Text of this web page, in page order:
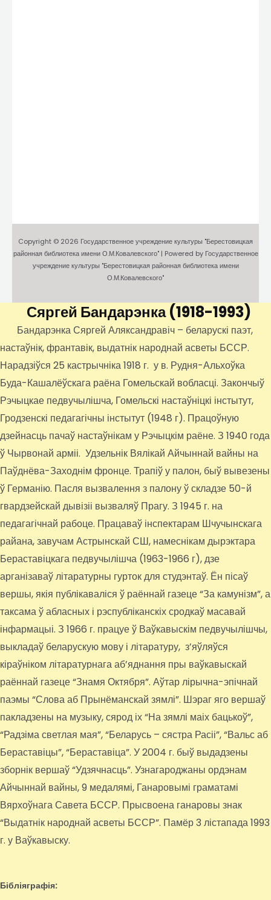
Copyright © 2026 Государственное учреждение культуры "Берестовицкая
районная библиотека имени О.М.Ковалевского" | Powered by Государственное
учреждение культуры "Берестовицкая районная библиотека имени
О.М.Ковалевского"
Сяргей Бандарэнка(1918-1993)
Бандарэнка Сяргей Аляксандравіч – беларускі паэт,
настаўнік, франтавік, выдатнік народнай асветы БССР.
Нарадзіўся 25 кастрычніка 1918 г. у в. Рудня-Альхоўка
Буда-Кашалёўскага раёна Гомельскай вобласці. Закончыў
Рэчыцкае педвучылішча, Гомельскі настаўніцкі інстытут,
Гродзенскі педагагічны інстытут (1948 г). Працоўную
дзейнасць пачаў настаўнікам у Рэчыцкім раёне. З 1940 года
ў Чырвонай арміі. Удзельнік Вялікай Айчыннай вайны на
Паўднёва-Заходнім фронце. Трапіў у палон, быў вывезены
ў Германію. Пасля вызвалення з палону ў складзе 50-й
гвардзейскай дывізіі вызваляў Прагу. З 1945 г. на
педагагічнай рабоце. Працаваў інспектарам Шчучынскага
райана, завучам Астрынскай СШ, намеснікам дырэктара
Бераставіцкага педвучылішча (1963-1966 г), дзе
арганізаваў літаратурны гурток для студэнтаў. Ён пісаў
вершы, якія публікаваліся ў раённай газеце “За камунізм”, а
таксама ў абласных і рэспубліканскіх сродкаў масавай
інфармацыі. З 1966 г. працуе ў Ваўкавыскім педвучылішчы,
выкладаў беларускую мову і літаратуру, з’яўляўся
кіраўніком літаратурнага аб’яднання пры ваўкавыскай
раённай газеце “Знамя Октября”. Аўтар лірычна-эпічнай
паэмы “Слова аб Прынёманскай зямлі”. Шэраг яго вершаў
пакладзены на музыку, сярод іх “На зямлі маіх бацькоў”,
“Радзіма светлая мая”, “Беларусь – сястра Расіі”, “Вальс аб
Бераставіцы”, “Бераставіца”. У 2004 г. быў выдадзены
зборнік вершаў “Удзячнасць”. Узнагароджаны ордэнам
Айчыннай вайны, 9 медалямі, Ганаровымі граматамі
Вярхоўнага Савета БССР. Прысвоена ганаровы знак
“Выдатнік народнай асветы БССР”. Памёр 3 лістапада 1993
г. у Ваўкавыску.
Бібліяграфія: